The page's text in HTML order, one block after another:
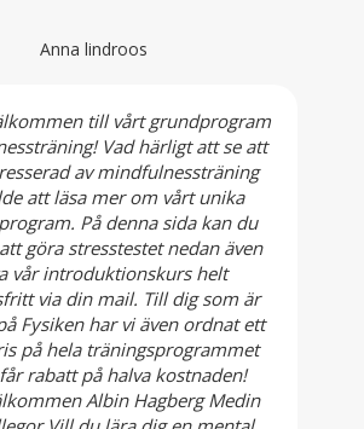
Anna lindroos
till vårt grundprogram
Vad härligt att se att
av mindfulnessträning
att läsa mer om vårt unika
På denna sida kan du
göra stresstestet nedan även
vår introduktionskurs helt
via din mail. Till dig som är
Fysiken har vi även ordnat ett
på hela träningsprogrammet
rabatt på halva kostnaden!
Albin Hagberg Medin